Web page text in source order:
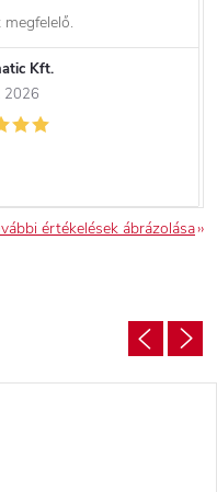
Kft.
2026
értékelések ábrázolása